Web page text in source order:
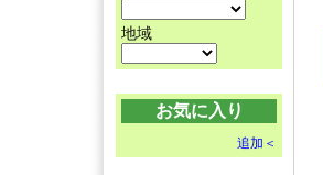
地域
お気に入り
追加＜